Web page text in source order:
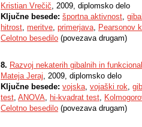
Kristian Vrečič, 2009, diplomsko delo
Ključne besede: športna aktivnost,
hitrost, meritve, primerjava, Pearsonov
Celotno besedilo (povezava drugam)
8. Razvoj nekaterih gibalnih in
Mateja Jeraj, 2009, diplomsko delo
Ključne besede: vojska, vojaški rok,
test, ANOVA, hi-kvadrat test,
Celotno besedilo (povezava drugam)